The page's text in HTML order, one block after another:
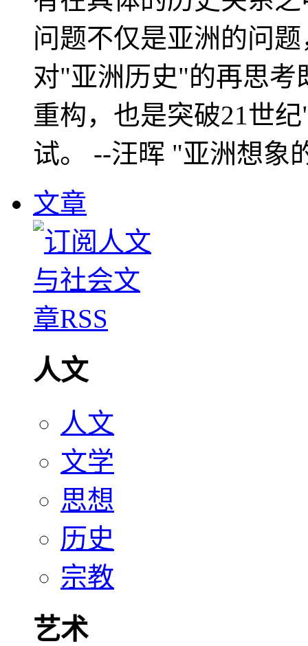
问题不仅是亚洲的问
对"亚洲历史"的再思考
重构，也是突破21世
试。 --汪晖 "亚洲想象
文章
人文
人文
文学
思想
历史
宗教
艺术